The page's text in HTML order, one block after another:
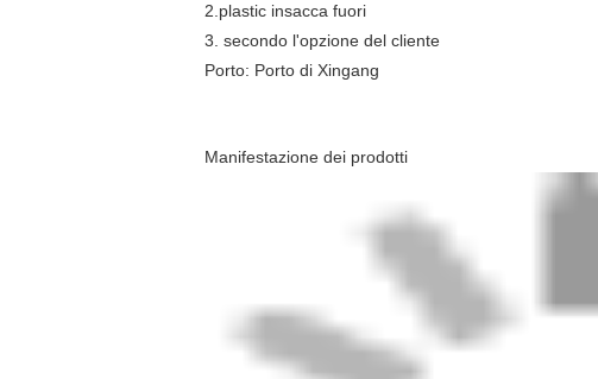
2.plastic insacca fuori
3. secondo l'opzione del cliente
Porto: Porto di Xingang
Manifestazione dei prodotti